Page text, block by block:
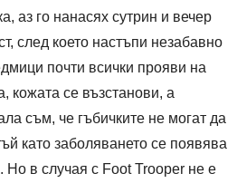
аз го нанасях сутрин и вечер
след което настъпи незабавно
почти всички прояви на
кожата се възстанови, а
съм, че гъбичките не могат да
като заболяването се появява
Но в случая с Foot Trooper не е